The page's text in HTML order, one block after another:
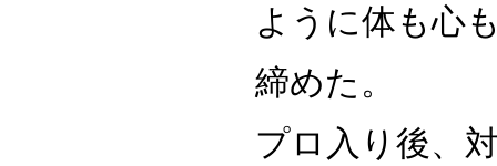
ように体も心
締めた。
プロ入り後、